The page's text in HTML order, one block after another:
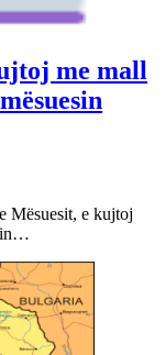
me mall
Mësuesit, e kujtoj